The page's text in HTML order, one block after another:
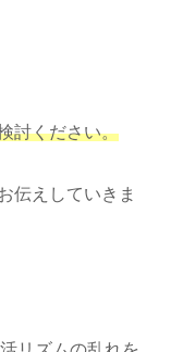
討ください。
伝えしていきま